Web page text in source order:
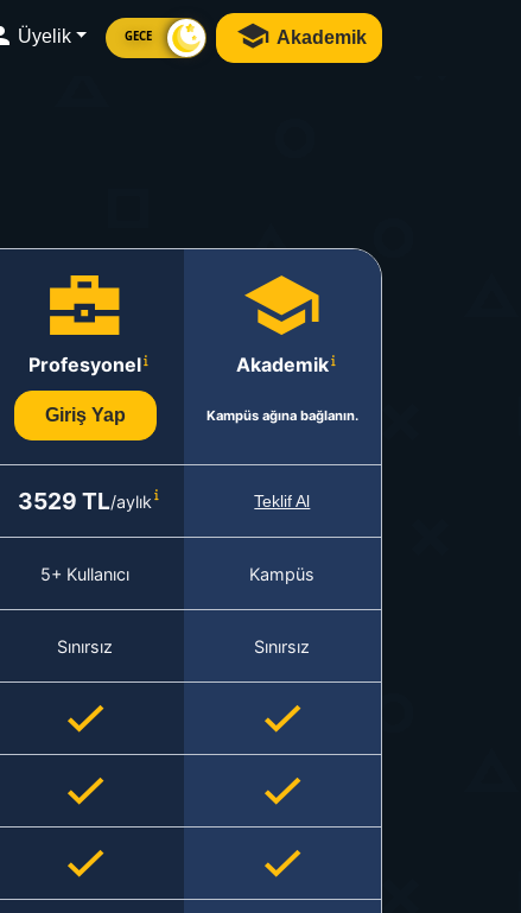
Üyelik GECE Akademik
Profesyonel
Giriş Yap
Akademik
Kampüs ağına bağlanın.
3529 TL/aylık Teklif Al
5+ Kullanıcı Kampüs
Sınırsız Sınırsız